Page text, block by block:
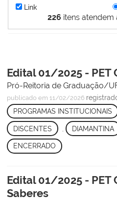
226 itens atendem
Link
Edital 01/2025 - PET
Pró-Reitoria de Graduação/
publicado em 11/02/2026
PROGRAMAS INSTITUCIONAIS
DISCENTES DIAMANTINA
ENCERRADO
Edital 01/2025 - PET
Saberes